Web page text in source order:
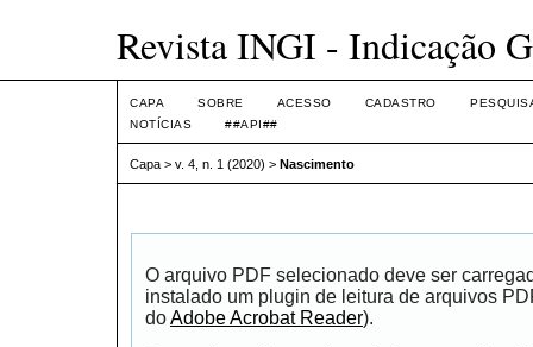
Revista INGI - Indicação
CAPA SOBRE ACESSO CADASTRO
NOTÍCIAS
##API##
Capa > v. 4, n. 1 (2020) > Nascimento
O arquivo PDF selecionado deve ser
instalado um plugin de leitura de arquivos
doAdobe Acrobat Reader).